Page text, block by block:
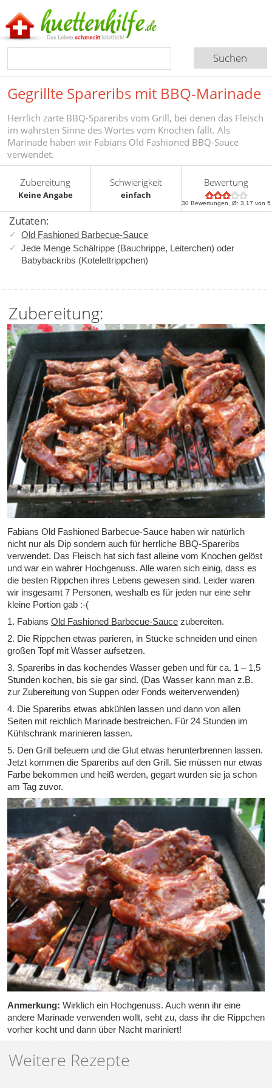
Gegrillte Spareribs mit BBQ-Marinade
Herrlich zarte BBQ-Spareribs vom Grill, bei denen das Fleisch
im wahrsten Sinne des Wortes vom Knochen fällt. Als
Marinade haben wir Fabians Old Fashioned BBQ-Sauce
verwendet.
Zubereitung
Keine Angabe
Schwierigkeit
einfach
Bewertung
30 Bewertungen, Ø:3,17 von 5
Zutaten:
Old Fashioned Barbecue-Sauce
Jede Menge Schälrippe (Bauchrippe, Leiterchen) oder
Babybackribs (Kotelettrippchen)
Zubereitung:
Fabians Old Fashioned Barbecue-Sauce haben wir natürlich
nicht nur als Dip sondern auch für herrliche BBQ-Spareribs
verwendet. Das Fleisch hat sich fast alleine vom Knochen gelöst
und war ein wahrer Hochgenuss. Alle waren sich einig, dass es
die besten Rippchen ihres Lebens gewesen sind. Leider waren
wir insgesamt 7 Personen, weshalb es für jeden nur eine sehr
kleine Portion gab :-(
1. Fabians Old Fashioned Barbecue-Sauce zubereiten.
2. Die Rippchen etwas parieren, in Stücke schneiden und einen
großen Topf mit Wasser aufsetzen.
3. Spareribs in das kochendes Wasser geben und für ca. 1 – 1,5
Stunden kochen, bis sie gar sind. (Das Wasser kann man z.B.
zur Zubereitung von Suppen oder Fonds weiterverwenden)
4. Die Spareribs etwas abkühlen lassen und dann von allen
Seiten mit reichlich Marinade bestreichen. Für 24 Stunden im
Kühlschrank marinieren lassen.
5. Den Grill befeuern und die Glut etwas herunterbrennen lassen.
Jetzt kommen die Spareribs auf den Grill. Sie müssen nur etwas
Farbe bekommen und heiß werden, gegart wurden sie ja schon
am Tag zuvor.
Anmerkung: Wirklich ein Hochgenuss. Auch wenn ihr eine
andere Marinade verwenden wollt, seht zu, dass ihr die Rippchen
vorher kocht und dann über Nacht mariniert!
Weitere Rezepte